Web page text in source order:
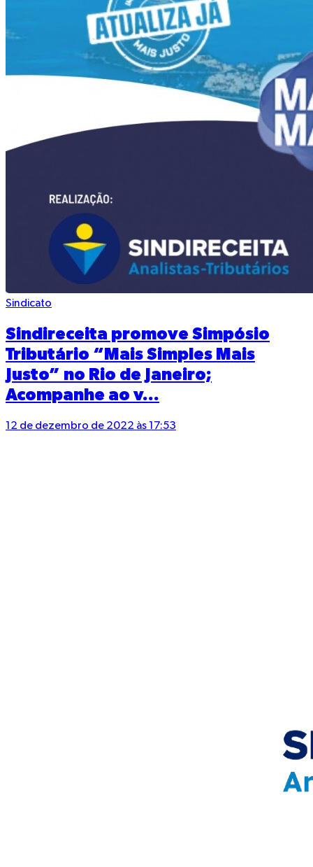
Sindicato
Sindireceita promove Simpósio
Tributário “Mais Simples Mais
Justo” no Rio de Janeiro;
Acompanhe ao v...
12 de dezembro de 2022 às 17:53